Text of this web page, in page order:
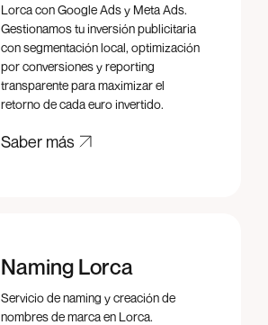
Lorca con Google Ads y Meta Ads.
Gestionamos tu inversión publicitaria
con segmentación local, optimización
por conversiones y reporting
transparente para maximizar el
retorno de cada euro invertido.
Saber más
Naming Lorca
Servicio de naming y creación de
nombres de marca en Lorca.